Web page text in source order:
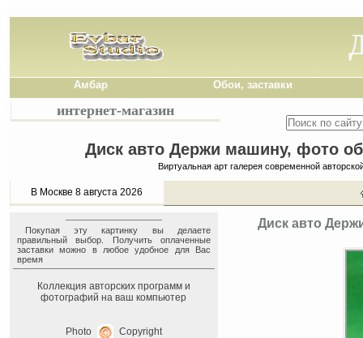
Амбар Обои, заставки
интернет-магазин
Диск авто Держи машину, фото
Виртуальная арт галерея современной
В Москве 8 августа 2026
Покупая эту картинку вы делаете
правильный выбор. Получить оплаченные
заставки можно в любое удобное для Вас
время
Коллекция авторских программ и
фотографий на ваш компьютер
Photo
Copyright
Диск авто